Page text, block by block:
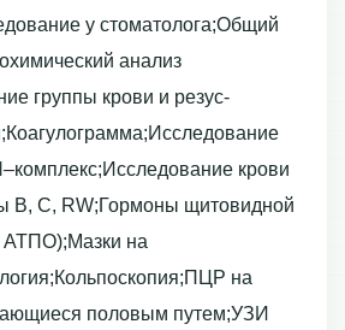
у стоматолога;Общий
анализ
группы крови и резус-
крови
В, С, RW;Гормоны щитовидной
АТПО);Мазки на
на
половым путем;УЗИ